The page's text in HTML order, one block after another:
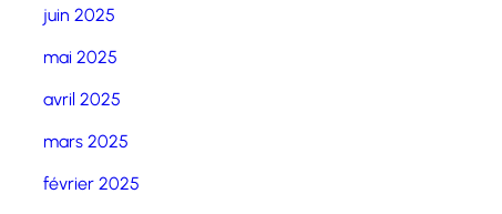
juin 2025
mai 2025
avril 2025
mars 2025
février 2025